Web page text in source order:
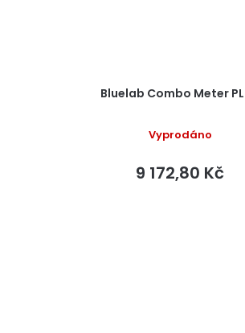
Bluelab Combo Meter
Vyprodáno
9 172,80 Kč